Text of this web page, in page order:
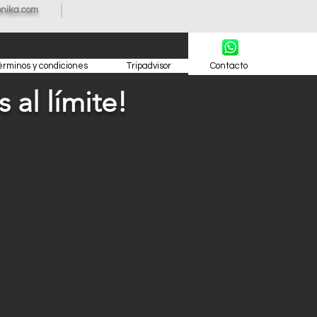
y condiciones Tripadvisor Contacto
al límite!